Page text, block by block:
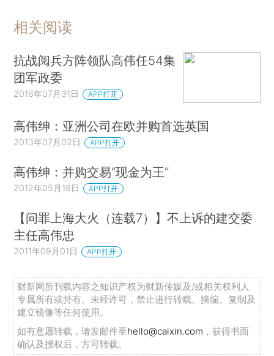
相关阅读
抗战阅兵方阵领队高伟任54集
团军政委
2016年07月31日 APP打开
高伟绅：亚洲公司在欧并购首选英国
2013年07月02日 APP打开
高伟绅：并购交易“现金为王”
2012年05月18日 APP打开
【问罪上海大火（连载7）】不上诉的建交委
主任高伟忠
2011年09月01日 APP打开
财新网所刊载内容之知识产权为财新传媒及/或相关权利人
专属所有或持有。未经许可，禁止进行转载、摘编、复制及
建立镜像等任何使用。
如有意愿转载，请发邮件至hello@caixin.com ，获得书面
确认及授权后，方可转载。